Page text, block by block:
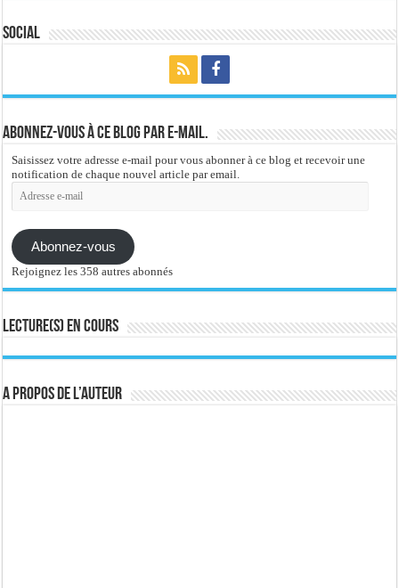
Social
Abonnez-vous à ce blog par e-mail.
Saisissez votre adresse e-mail pour vous abonner à ce blog et recevoir une
notification de chaque nouvel article par email.
Adresse
e-
Abonnez-vous
Rejoignez les 358 autres abonnés
Lecture(s) en cours
A propos de l’auteur